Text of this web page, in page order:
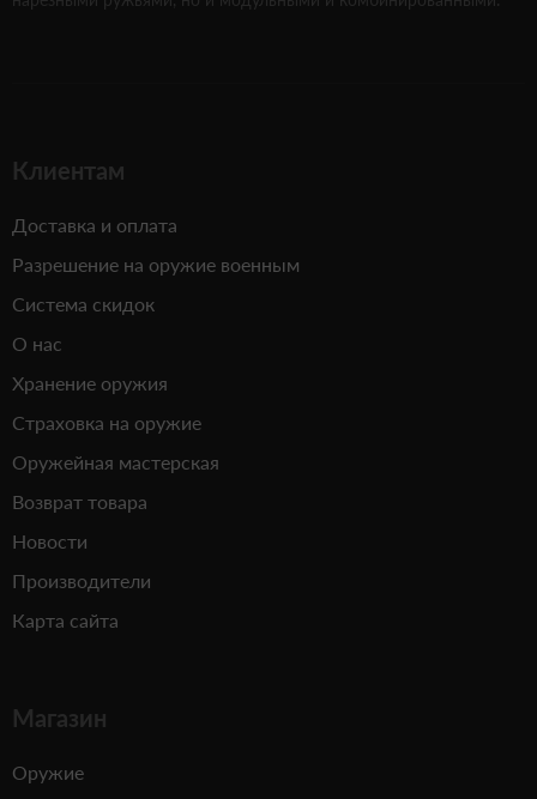
Клиентам
Доставка и оплата
Разрешение на оружие военным
Система скидок
О нас
Хранение оружия
Страховка на оружие
Оружейная мастерская
Возврат товара
Новости
Производители
Карта сайта
Магазин
Оружие